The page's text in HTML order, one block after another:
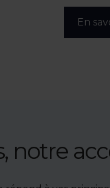
En
notre